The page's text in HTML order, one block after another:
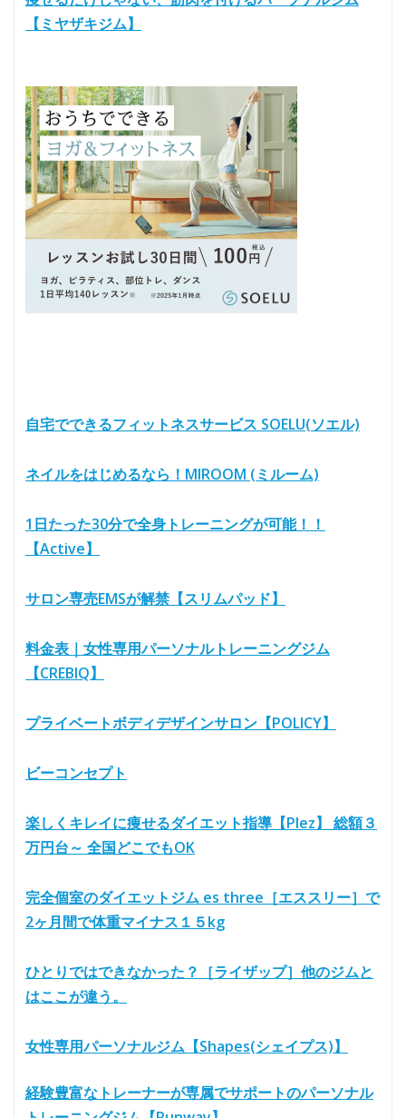
【ミヤザキジム】
自宅でできるフィットネスサービス SOELU(ソエル)
ネイルをはじめるなら！MIROOM (ミルーム)
1日たった30分で全身トレーニングが可能！！
【Active】
サロン専売EMSが解禁【スリムパッド】
料金表｜女性専用パーソナルトレーニングジム
【CREBIQ】
プライベートボディデザインサロン【POLICY】
ビーコンセプト
楽しくキレイに痩せるダイエット指導【Plez】 総額３
万円台～ 全国どこでもOK
完全個室のダイエットジム es three［エススリー］で
2ヶ月間で体重マイナス１５kg
ひとりではできなかった？［ライザップ］他のジムと
はここが違う。
女性専用パーソナルジム【Shapes(シェイプス)】
経験豊富なトレーナーが専属でサポートのパーソナル